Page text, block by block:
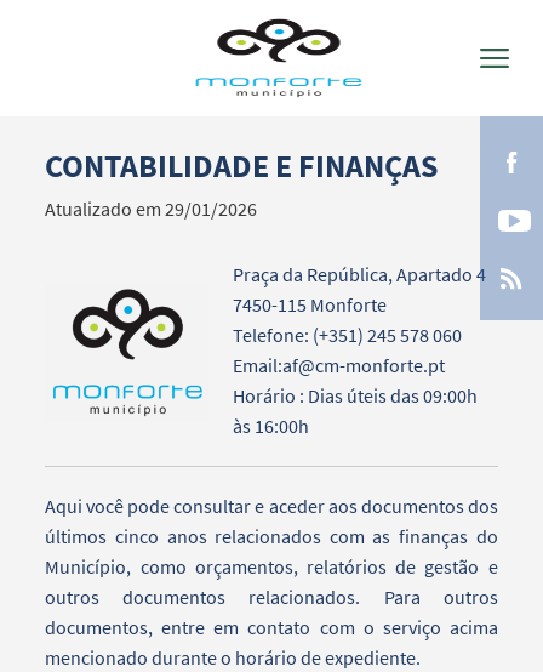
Termo de Pesquisa
Categorias gerais
CONTABILIDADE E FINANÇAS
Atualizado em 29/01/2026
Praça da República, Apartado 4
7450-115 Monforte
Telefone: (+351) 245 578 060
Email:af@cm-monforte.pt
Horário : Dias úteis das 09:00h
às 16:00h
Aqui você pode consultar e aceder aos documentos dos
últimos cinco anos relacionados com as finanças do
Município, como orçamentos, relatórios de gestão e
outros documentos relacionados. Para outros
documentos, entre em contato com o serviço acima
mencionado durante o horário de expediente.